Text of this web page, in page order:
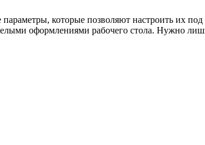
которые позволяют настроить их
оформлениями рабочего стола. Нужно